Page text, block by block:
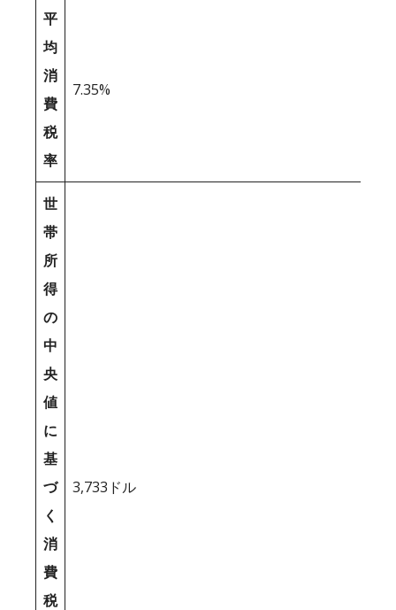
平
均
消
費
税
率
7.35%
世
帯
所
得
の
中
央
値
に
基
づ
く
消
費
税
3,733ドル